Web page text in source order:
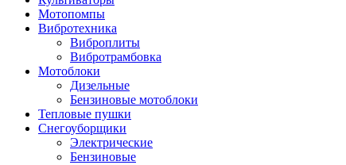
Мотопомпы
Вибротехника
Виброплиты
Вибротрамбовка
Мотоблоки
Дизельные
Бензиновые мотоблоки
Тепловые пушки
Снегоуборщики
Электрические
Бензиновые